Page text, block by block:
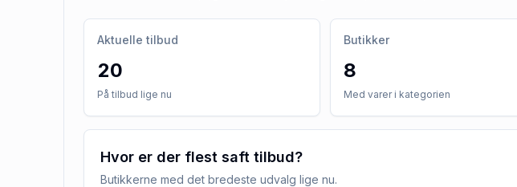
Aktuelle tilbud
20
På tilbud lige nu
Butikker
8
Med varer i kategorien
Hvor er der flest saft tilbud?
Butikkerne med det bredeste udvalg lige nu.